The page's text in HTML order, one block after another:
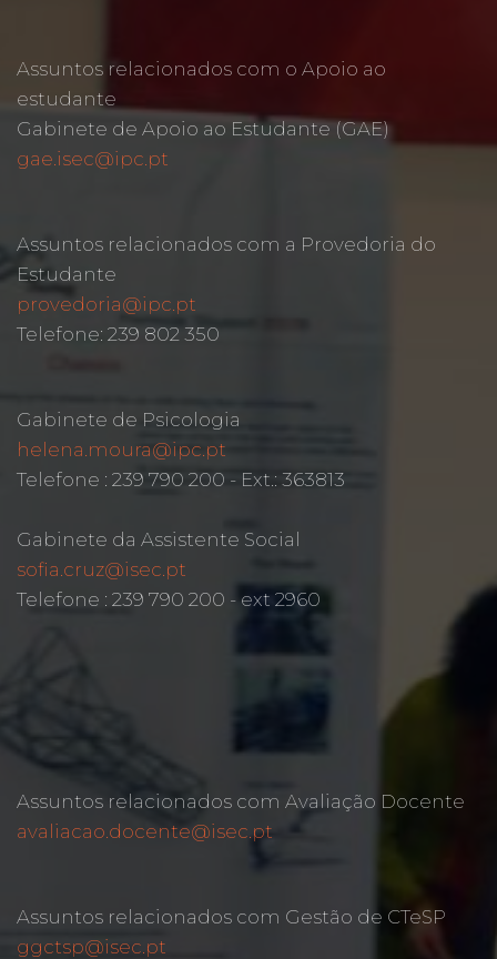
Assuntos relacionados com o Apoio ao
estudante
Gabinete de Apoio ao Estudante (GAE)
gae.isec@ipc.pt
Assuntos relacionados com a Provedoria do
Estudante
provedoria@ipc.pt
Telefone: 239 802 350
Gabinete de Psicologia
helena.moura@ipc.pt
Telefone : 239 790 200 - Ext.: 363813
Gabinete da Assistente Social
sofia.cruz@isec.pt
Telefone : 239 790 200 - ext 2960
Assuntos relacionados com Avaliação Docente
avaliacao.docente@isec.pt
Assuntos relacionados com Gestão de CTeSP
ggctsp@isec.pt